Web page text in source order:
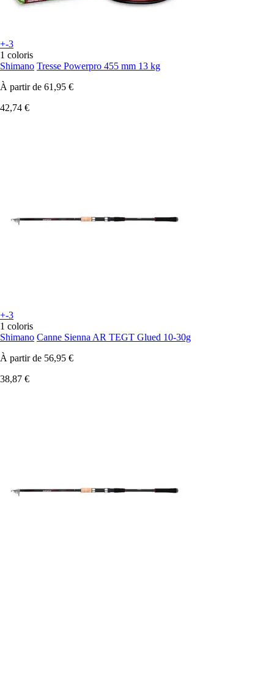
+-3
1 coloris
Shimano Tresse Powerpro 455 mm 13 kg
À partir de 61,95 €
42,74 €
+-3
1 coloris
Shimano Canne Sienna AR TEGT Glued 10-30g
À partir de 56,95 €
38,87 €